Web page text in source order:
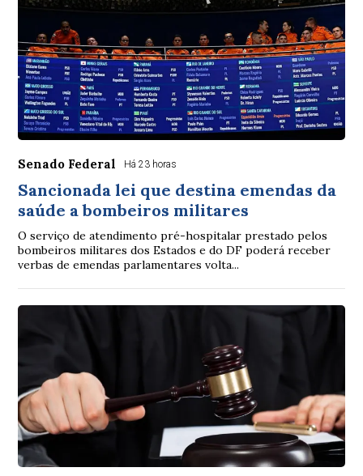
Senado Federal Há 23 horas
Sancionada lei que destina emendas da
saúde a bombeiros militares
O serviço de atendimento pré-hospitalar prestado pelos
bombeiros militares dos Estados e do DF poderá receber
verbas de emendas parlamentares volta...